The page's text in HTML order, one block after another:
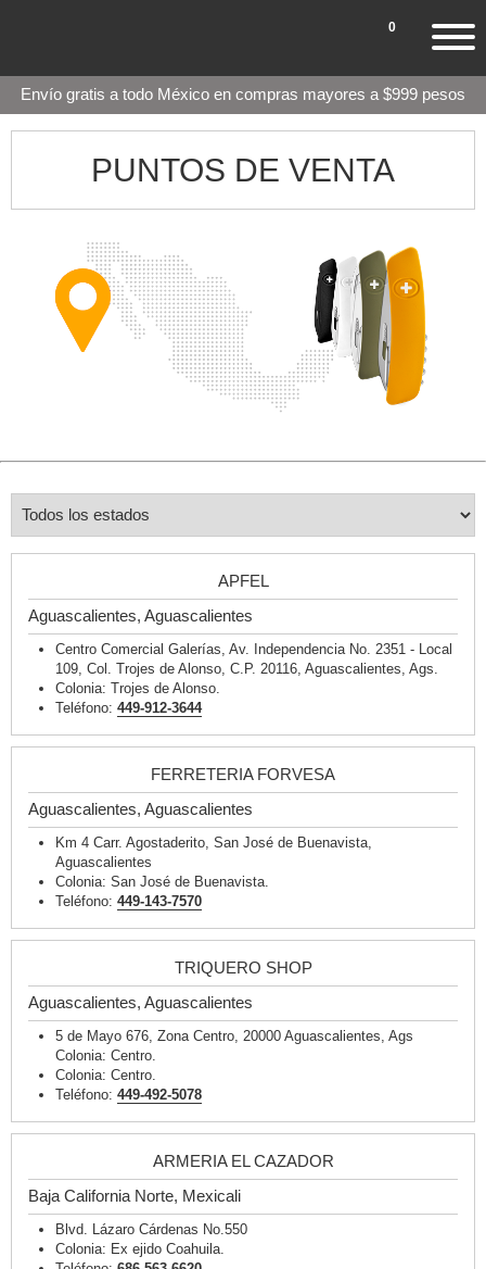
0
Envío gratis a todo México en compras mayores a $999 pesos
PUNTOS DE VENTA
APFEL
Aguascalientes, Aguascalientes
Centro Comercial Galerías, Av. Independencia No. 2351 - Local
109, Col. Trojes de Alonso, C.P. 20116, Aguascalientes, Ags.
Colonia: Trojes de Alonso.
Teléfono: 449-912-3644
FERRETERIA FORVESA
Aguascalientes, Aguascalientes
Km 4 Carr. Agostaderito, San José de Buenavista,
Aguascalientes
Colonia: San José de Buenavista.
Teléfono: 449-143-7570
TRIQUERO SHOP
Aguascalientes, Aguascalientes
5 de Mayo 676, Zona Centro, 20000 Aguascalientes, Ags
Colonia: Centro.
Colonia: Centro.
Teléfono: 449-492-5078
ARMERIA EL CAZADOR
Baja California Norte, Mexicali
Blvd. Lázaro Cárdenas No.550
Colonia: Ex ejido Coahuila.